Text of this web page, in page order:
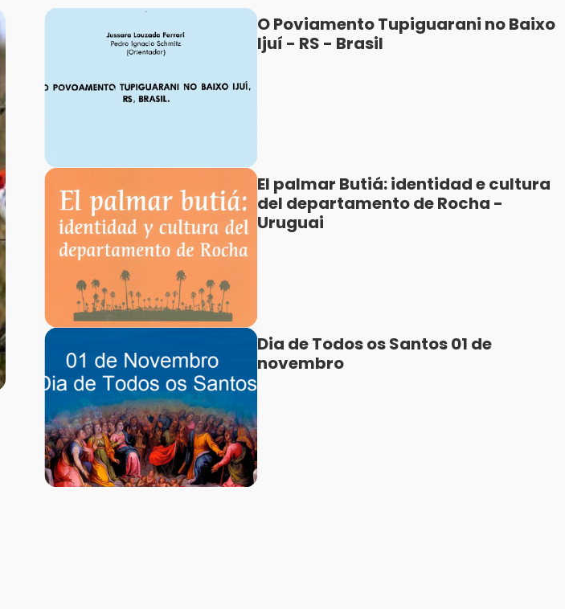
O Poviamento Tupiguarani no Baixo
Ijuí - RS - Brasil
El palmar Butiá: identidad e cultura
del departamento de Rocha -
Uruguai
Dia de Todos os Santos 01 de
novembro